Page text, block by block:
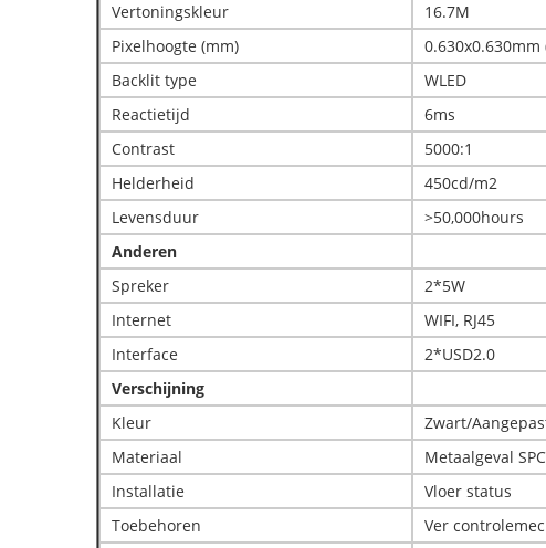
Vertoningskleur
16.7M
Pixelhoogte (mm)
0.630x0.630mm
Backlit type
WLED
Reactietijd
6ms
Contrast
5000:1
Helderheid
450cd/m2
Levensduur
>50,000hours
Anderen
Spreker
2*5W
Internet
WIFI, RJ45
Interface
2*USD2.0
Verschijning
Kleur
Zwart/
Materiaal
Metaalgeval
Installatie
Vloer status
Toebehoren
Ver